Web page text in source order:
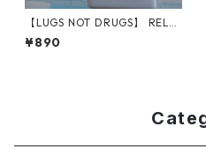
【LUGS NOT DRUGS】 RELL
THE CYCLOPS STICKER
¥890